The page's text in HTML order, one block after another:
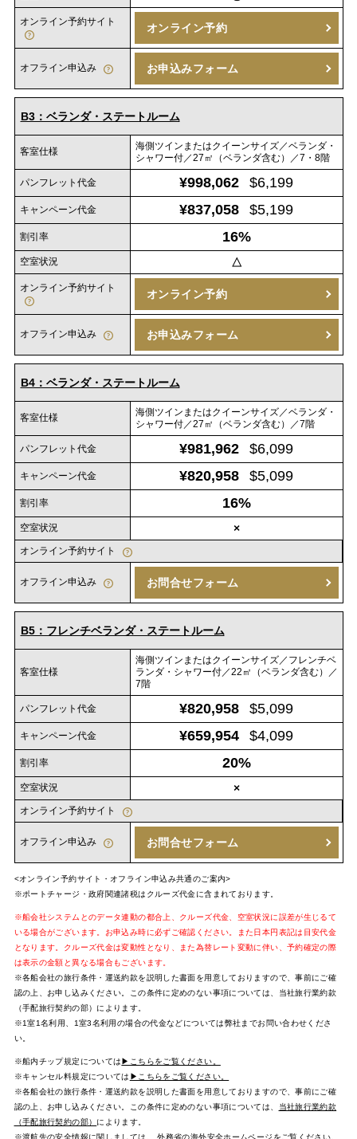
オンライン予約サイト オンライン予約
オフライン申込み お申込みフォーム
B3：ベランダ・ステートルーム
客室仕様
海側ツインまたはクイーンサイズ／ベランダ・
シャワー付／27㎡（ベランダ含む）／7・8階
パンフレット代金 ¥998,062 $6,199
キャンペーン代金 ¥837,058 $5,199
割引率 16%
空室状況 △
オンライン予約サイト オンライン予約
オフライン申込み お申込みフォーム
B4：ベランダ・ステートルーム
客室仕様
海側ツインまたはクイーンサイズ／ベランダ・
シャワー付／27㎡（ベランダ含む）／7階
パンフレット代金 ¥981,962 $6,099
キャンペーン代金 ¥820,958 $5,099
割引率 16%
空室状況 ×
オンライン予約サイト
オフライン申込み お問合せフォーム
B5：フレンチベランダ・ステートルーム
客室仕様
海側ツインまたはクイーンサイズ／フレンチベ
ランダ・シャワー付／22㎡（ベランダ含む）／
7階
パンフレット代金 ¥820,958 $5,099
キャンペーン代金 ¥659,954 $4,099
割引率 20%
空室状況 ×
オンライン予約サイト
オフライン申込み お問合せフォーム
<オンライン予約サイト・オフライン申込み共通のご案内>
※ポートチャージ・政府関連諸税はクルーズ代金に含まれております。
※船会社システムとのデータ連動の都合上、クルーズ代金、空室状況に誤差が生じるて
いる場合がございます。お申込み時に必ずご確認ください。また日本円表記は目安代金
となります。クルーズ代金は変動性となり、また為替レート変動に伴い、予約確定の際
は表示の金額と異なる場合もございます。
※各船会社の旅行条件・運送約款を説明した書面を用意しておりますので、事前にご確
認の上、お申し込みください。この条件に定めのない事項については、当社旅行業約款
（手配旅行契約の部）によります。
※1室1名利用、1室3名利用の場合の代金などについては弊社までお問い合わせくださ
い。
※船内チップ規定については▶こちらをご覧ください。
※キャンセル料規定については ▶こちらをご覧ください。
※各船会社の旅行条件・運送約款を説明した書面を用意しておりますので、事前にご確
認の上、お申し込みください。この条件に定めのない事項については、
当社旅行業約款
（手配旅行契約の部） によります。
※渡航先の安全情報に関しましては、外務省の海外安全ホームページ をご覧ください。